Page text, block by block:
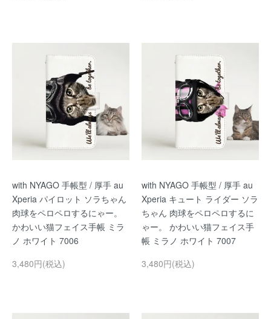
with NYAGO 手帳型 / 厚手 au
Xperia パイロット ソラちゃん
肉球をペロペロするにゃー。
かわいい猫フェイス手帳 ミラ
ノ ホワイト 7006
3,480円(税込)
with NYAGO 手帳型 / 厚手 au
Xperia キュート ライダー ソラ
ちゃん 肉球をペロペロするに
ゃー。 かわいい猫フェイス手
帳 ミラノ ホワイト 7007
3,480円(税込)